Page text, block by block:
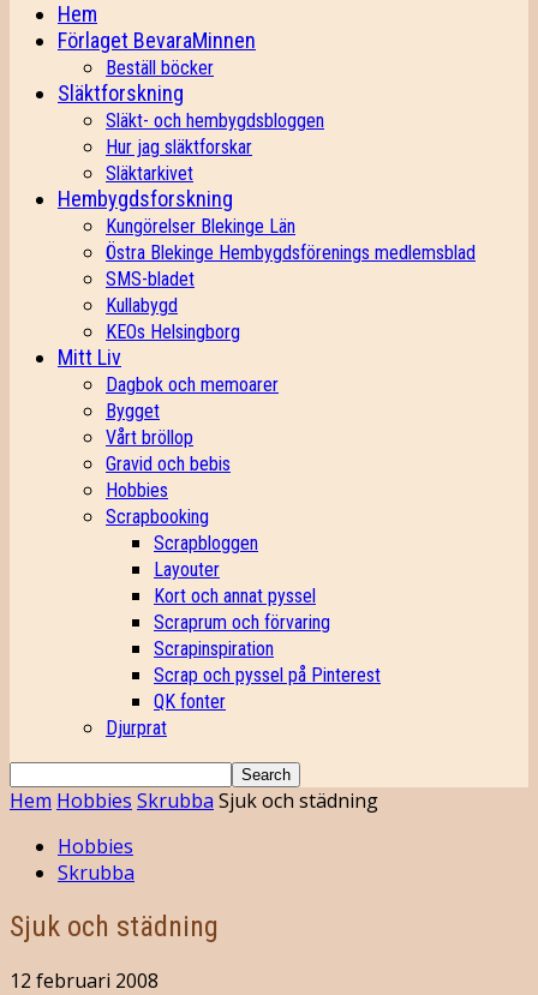
Hem
Förlaget BevaraMinnen
Beställ böcker
Släktforskning
Släkt- och hembygdsbloggen
Hur jag släktforskar
Släktarkivet
Hembygdsforskning
Kungörelser Blekinge Län
Östra Blekinge Hembygdsförenings medlemsblad
SMS-bladet
Kullabygd
KEOs Helsingborg
Mitt Liv
Dagbok och memoarer
Bygget
Vårt bröllop
Gravid och bebis
Hobbies
Scrapbooking
Scrapbloggen
Layouter
Kort och annat pyssel
Scraprum och förvaring
Scrapinspiration
Scrap och pyssel på Pinterest
QK fonter
Djurprat
Hem Hobbies Skrubba Sjuk och städning
Hobbies
Skrubba
Sjuk och städning
12 februari 2008